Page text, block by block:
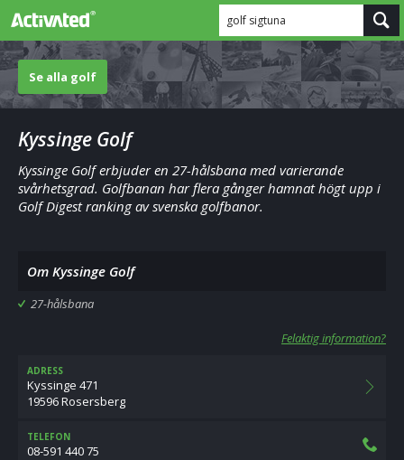
golf sigtuna
Se alla golf
Kyssinge Golf
Kyssinge Golf erbjuder en 27-hålsbana med varierande
svårhetsgrad. Golfbanan har flera gånger hamnat högt upp i
Golf Digest ranking av svenska golfbanor.
Om Kyssinge Golf
27-hålsbana
Felaktig information?
ADRESS
Kyssinge 471
19596 Rosersberg
TELEFON
08-591 440 75